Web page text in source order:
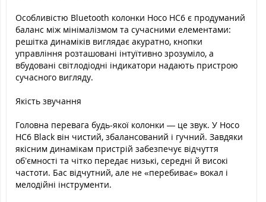
Особливістю Bluetooth колонки Hoco HC6 є продуманий
баланс між мінімалізмом та сучасними елементами:
решітка динаміків виглядає акуратно, кнопки
управління розташовані інтуїтивно зрозуміло, а
вбудовані світлодіодні індикатори надають пристрою
сучасного вигляду.
Якість звучання
Головна перевага будь-якої колонки — це звук. У Hoco
HC6 Black він чистий, збалансований і гучний. Завдяки
якісним динамікам пристрій забезпечує відчуття
об’ємності та чітко передає низькі, середні й високі
частоти. Бас відчутний, але не «перебиває» вокал і
мелодійні інструменти.